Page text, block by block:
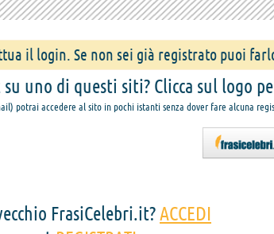
il login. Se non sei già registrato puoi
uno di questi siti? Clicca sul logo
potrai accedere al sito in pochi istanti senza dover fare alcuna
FrasiCelebri.it?ACCEDI